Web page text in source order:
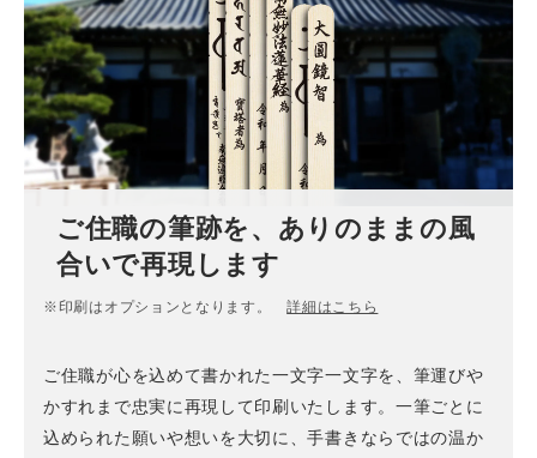
ご住職の筆跡を、ありのままの風
合いで再現します
※印刷はオプションとなります。詳細はこちら
ご住職が心を込めて書かれた一文字一文字を、筆運びや
かすれまで忠実に再現して印刷いたします。一筆ごとに
込められた願いや想いを大切に、手書きならではの温か